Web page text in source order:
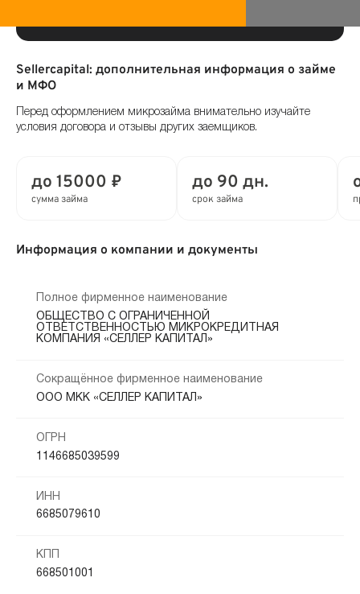
Sellercapital: дополнительная информация о займе
и МФО
Перед оформлением микрозайма внимательно изучайте
условия договора и отзывы других заемщиков.
до 15000 ₽
сумма займа
до 90 дн.
срок займа
Информация о компании и документы
Полное фирменное наименование
ОБЩЕСТВО С ОГРАНИЧЕННОЙ
ОТВЕТСТВЕННОСТЬЮ МИКРОКРЕДИТНАЯ
КОМПАНИЯ «СЕЛЛЕР КАПИТАЛ»
Сокращённое фирменное наименование
ООО МКК «СЕЛЛЕР КАПИТАЛ»
ОГРН
1146685039599
ИНН
6685079610
КПП
668501001